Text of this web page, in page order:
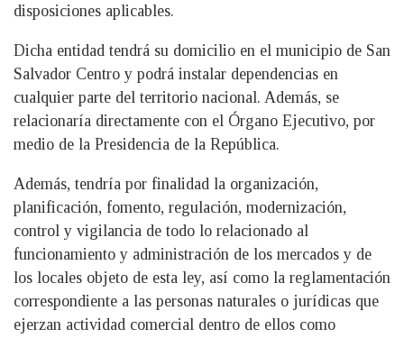
disposiciones aplicables.
Dicha entidad tendrá su domicilio en el municipio de San
Salvador Centro y podrá instalar dependencias en
cualquier parte del territorio nacional. Además, se
relacionaría directamente con el Órgano Ejecutivo, por
medio de la Presidencia de la República.
Además, tendría por finalidad la organización,
planificación, fomento, regulación, modernización,
control y vigilancia de todo lo relacionado al
funcionamiento y administración de los mercados y de
los locales objeto de esta ley, así como la reglamentación
correspondiente a las personas naturales o jurídicas que
ejerzan actividad comercial dentro de ellos como